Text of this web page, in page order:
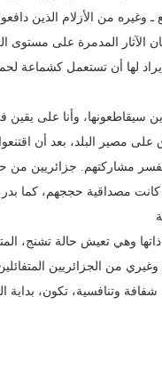
ـ وغيره من الأزلام الذين
الآثار المدمرة على مستوى
لها أن تستعمل كشماعة
سيقاطعونها، وأنا على
مصير البلد، بعد أن اقتنعوا
تفسر مشاركتهم. جزائريين من
مصداقية حججهم، كما
وهي تعيش حالة تشنج،
من الجزائريين
وتنافسية، تكون، بداية